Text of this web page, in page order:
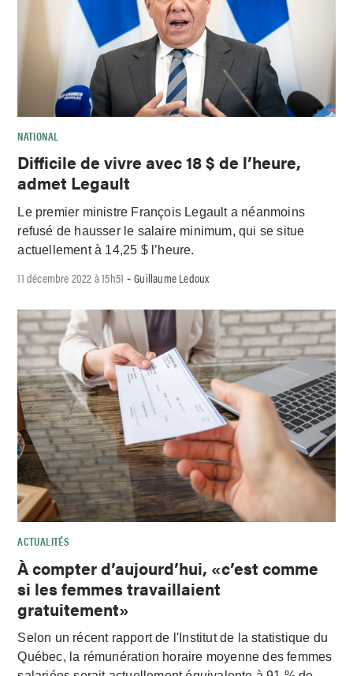
NATIONAL
Difficile de vivre avec 18 $ de l’heure,
admet Legault
Le premier ministre François Legault a néanmoins
refusé de hausser le salaire minimum, qui se situe
actuellement à 14,25 $ l’heure.
11 décembre 2022 à 15h51 -Guillaume Ledoux
ACTUALITÉS
À compter d’aujourd’hui, «c’est comme
si les femmes travaillaient
gratuitement»
Selon un récent rapport de l'Institut de la statistique du
Québec, la rémunération horaire moyenne des femmes